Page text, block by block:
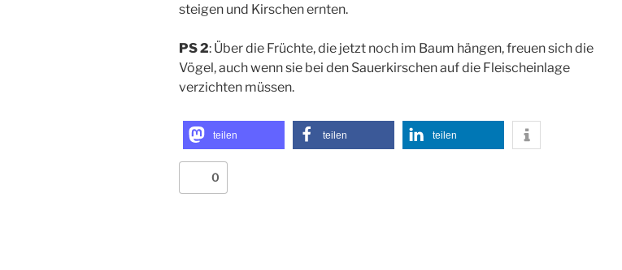
steigen und Kirschen ernten.
PS 2: Über die Früchte, die jetzt noch im Baum hängen, freuen sich die
Vögel, auch wenn sie bei den Sauerkirschen auf die Fleischeinlage
verzichten müssen.
teilen teilen teilen
0